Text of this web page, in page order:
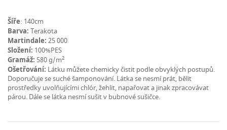
Šíře: 140cm
Barva: Terakota
Martindale: 25 000
Složení: 100%PES
Gramáž: 580 g/m2
Ošetřování: Látku můžete chemicky čistit podle obvyklých postupů.
Doporučuje se suché šamponování. Látka se nesmí prát, bělit
prostředky uvolňujícími chlór, žehlit, napařovat a jinak zpracovávat
párou. Dále se látka nesmí sušit v bubnové sušičce.